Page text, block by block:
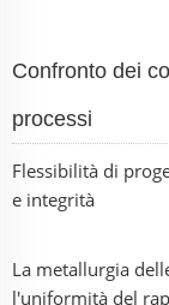
Confronto dei
processi
Flessibilità di
e integrità
La metallurgia
l'uniformità del